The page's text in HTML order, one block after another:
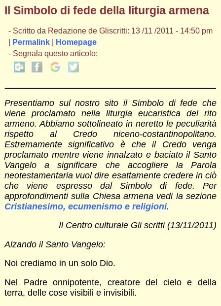
Il Simbolo di fede della liturgia armena
- Scritto da Redazione de Gliscritti: 13 /11 /2011 - 14:50 pm
Permalink|
Homepage
- Segnala questo articolo:
Presentiamo sul nostro sito il Simbolo di fede che
viene proclamato nella liturgia eucaristica del rito
armeno. Abbiamo sottolineato in neretto le peculiarità
rispetto al Credo niceno-costantinopolitano.
Estremamente significativo è che il Credo venga
proclamato mentre viene innalzato e baciato il Santo
Vangelo a significare che accogliere la Parola
neotestamentaria vuol dire esattamente credere in ciò
che viene espresso dal Simbolo di fede. Per
approfondimenti sulla Chiesa armena vedi la sezione
Cristianesimo, ecumenismo e religioni.
Il Centro culturale Gli scritti (13/11/2011)
Alzando il Santo Vangelo:
Noi crediamo in un solo Dio.
Nel Padre onnipotente, creatore del cielo e della
terra, delle cose visibili e invisibili.